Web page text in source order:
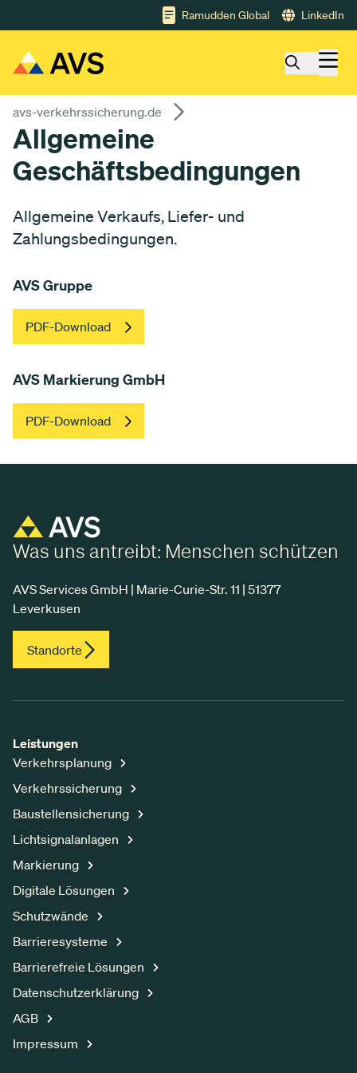
Ramudden Global LinkedIn
avs-verkehrssicherung.de
Allgemeine
Geschäftsbedingungen
Allgemeine Verkaufs, Liefer- und
Zahlungsbedingungen.
AVS Gruppe
PDF-Download
AVS Markierung GmbH
PDF-Download
Was uns antreibt: Menschen schützen
AVS Services GmbH | Marie-Curie-Str. 11 | 51377
Leverkusen
Standorte
Leistungen
Verkehrsplanung
Verkehrssicherung
Baustellensicherung
Lichtsignalanlagen
Markierung
Digitale Lösungen
Schutzwände
Barrieresysteme
Barrierefreie Lösungen
Datenschutzerklärung
AGB
Impressum